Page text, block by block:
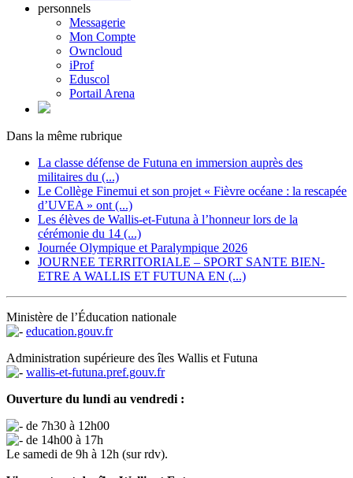
personnels
Messagerie
Mon Compte
Owncloud
iProf
Eduscol
Portail Arena
Dans la même rubrique
La classe défense de Futuna en immersion auprès des
militaires du (...)
Le Collège Finemui et son projet « Fièvre océane : la rescapée
d’UVEA » ont (...)
Les élèves de Wallis-et-Futuna à l’honneur lors de la
cérémonie du 14 (...)
Journée Olympique et Paralympique 2026
JOURNEE TERRITORIALE – SPORT SANTE BIEN-
ETRE A WALLIS ET FUTUNA EN (...)
Ministère de l’Éducation nationale
education.gouv.fr
Administration supérieure des îles Wallis et Futuna
wallis-et-futuna.pref.gouv.fr
Ouverture du lundi au vendredi :
de 7h30 à 12h00
de 14h00 à 17h
Le samedi de 9h à 12h (sur rdv).